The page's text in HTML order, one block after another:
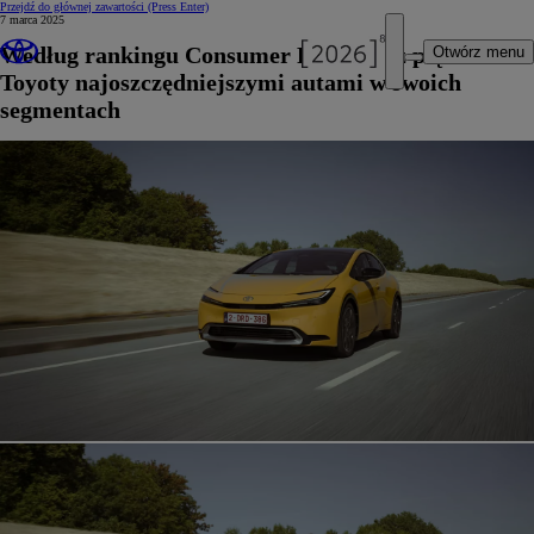
Przejdź do głównej zawartości (Press Enter)
Otwórz menu
7 marca 2025
Według rankingu Consumer Reports aż pięć modeli
Toyoty najoszczędniejszymi autami w swoich
segmentach